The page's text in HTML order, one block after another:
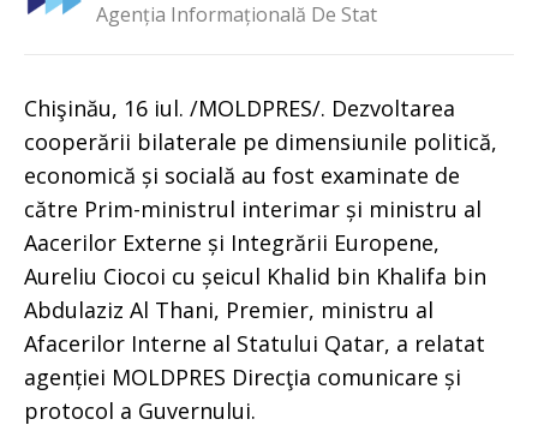
Agenția Informațională De Stat
Chişinău, 16 iul. /MOLDPRES/. Dezvoltarea
cooperării bilaterale pe dimensiunile politică,
economică și socială au fost examinate de
către Prim-ministrul interimar și ministru al
Aacerilor Externe și Integrării Europene,
Aureliu Ciocoi cu șeicul Khalid bin Khalifa bin
Abdulaziz Al Thani, Premier, ministru al
Afacerilor Interne al Statului Qatar, a relatat
agenției MOLDPRES Direcţia comunicare și
protocol a Guvernului.